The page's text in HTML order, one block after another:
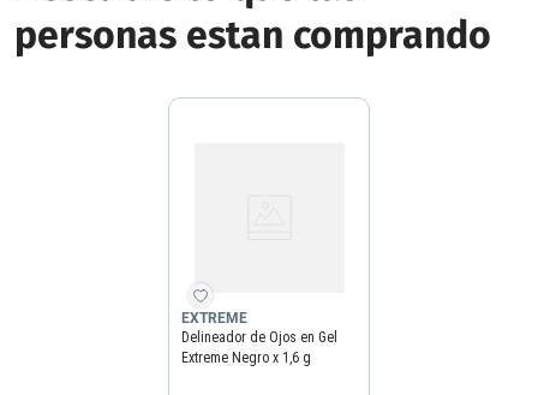
personas estan comprando
EXTREME
Delineador de Ojos en Gel
Extreme Negro x 1,6 g